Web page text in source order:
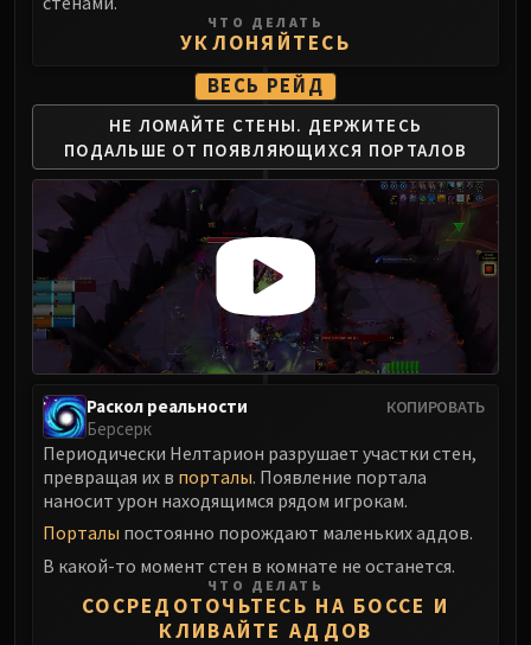
ЧТО ДЕЛАТЬ
УКЛОНЯЙТЕСЬ
ВЕСЬ РЕЙД
НЕ ЛОМАЙТЕ СТЕНЫ. ДЕРЖИТЕСЬ
ПОДАЛЬШЕ ОТ ПОЯВЛЯЮЩИХСЯ ПОРТАЛОВ
КОПИРОВАТЬ
Раскол реальности
Берсерк
Периодически Нелтарион разрушает участки стен,
превращая их в порталы. Появление портала
наносит урон находящимся рядом игрокам.
Порталы постоянно порождают маленьких аддов.
В какой-то момент стен в комнате не останется.
ЧТО ДЕЛАТЬ
СОСРЕДОТОЧЬТЕСЬ НА БОССЕ И
КЛИВАЙТЕ АДДОВ